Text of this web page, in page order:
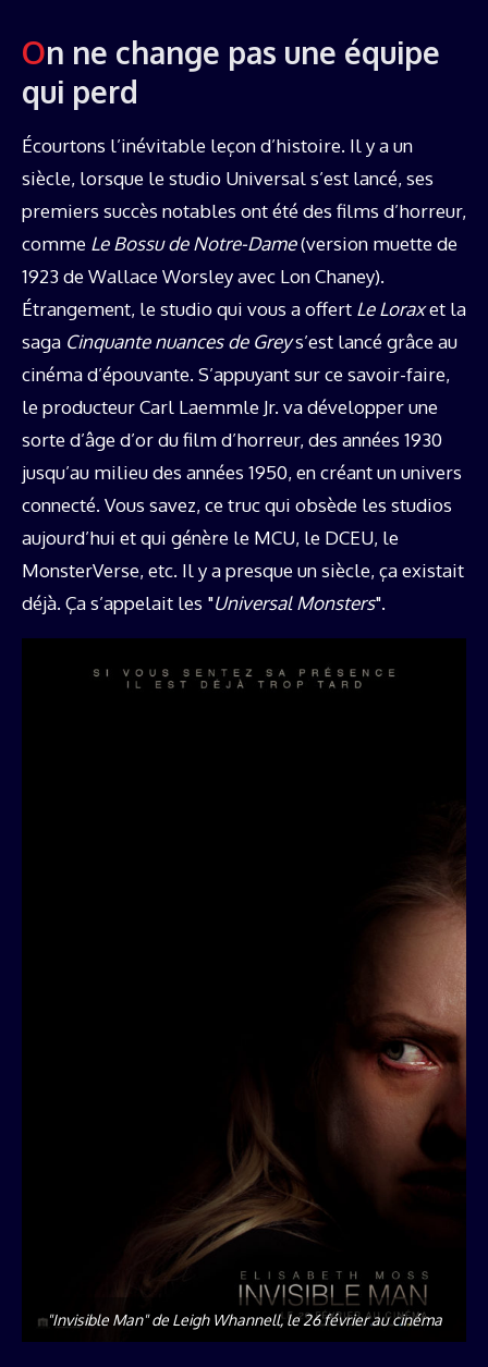
On ne change pas une équipe
qui perd
Écourtons l’inévitable leçon d’histoire. Il y a un
siècle, lorsque le studio Universal s’est lancé, ses
premiers succès notables ont été des films d’horreur,
comme Le Bossu de Notre-Dame(version muette de
1923 de Wallace Worsley avec Lon Chaney).
Étrangement, le studio qui vous a offert Le Loraxet la
saga Cinquante nuances de Greys’est lancé grâce au
cinéma d’épouvante. S’appuyant sur ce savoir-faire,
le producteur Carl Laemmle Jr. va développer une
sorte d’âge d’or du film d’horreur, des années 1930
jusqu’au milieu des années 1950, en créant un univers
connecté. Vous savez, ce truc qui obsède les studios
aujourd’hui et qui génère le MCU, le DCEU, le
MonsterVerse, etc. Il y a presque un siècle, ça existait
déjà. Ça s’appelait les "Universal Monsters".
"Invisible Man" de Leigh Whannell, le 26 février au cinéma